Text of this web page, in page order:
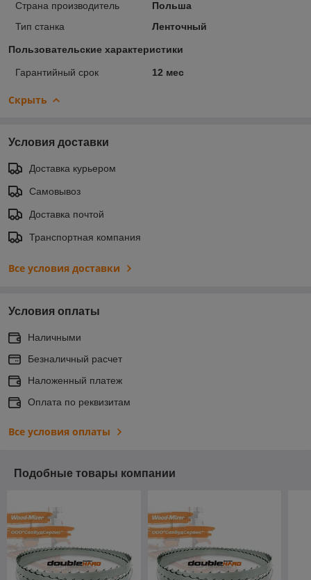
Страна производитель
Польша
Тип станка
Ленточный
Пользовательские характеристики
Гарантийный срок 12 мес
Скрыть
Условия доставки
Доставка курьером
Самовывоз
Доставка почтой
Транспортная компания
Все условия доставки
Условия оплаты
Наличными
Безналичный расчет
Наложенный платеж
Оплата по реквизитам
Все условия оплаты
Подобные товары компании